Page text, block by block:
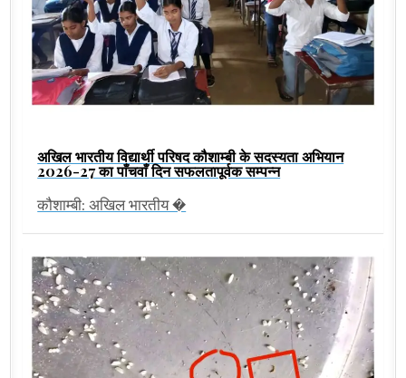
अखिल भारतीय विद्यार्थी परिषद कौशाम्बी के सदस्यता अभियान
2026-27 का पाँचवाँ दिन सफलतापूर्वक सम्पन्न
कौशाम्बी: अखिल भारतीय �